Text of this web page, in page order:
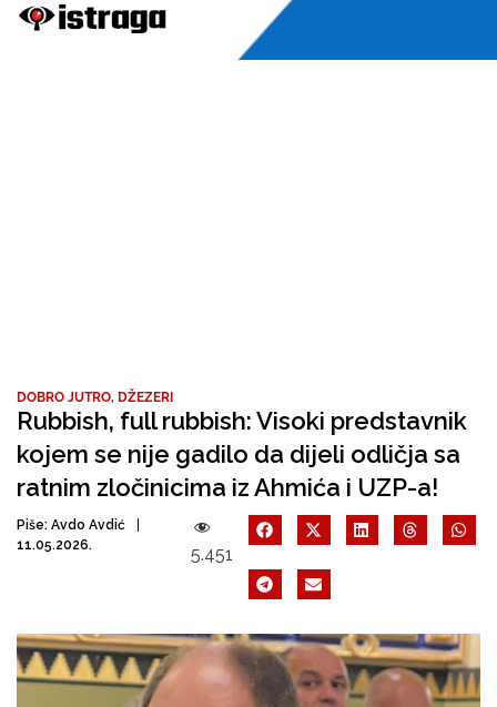
DOBRO JUTRO, DŽEZERI
Rubbish, full rubbish: Visoki predstavnik
kojem se nije gadilo da dijeli odličja sa
ratnim zločinicima iz Ahmića i UZP-a!
Piše: Avdo Avdić
11.05.2026.
5.451